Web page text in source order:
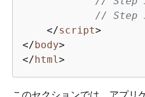
// Step
</script>
</body>
</html>
このセクションでは、アプリ